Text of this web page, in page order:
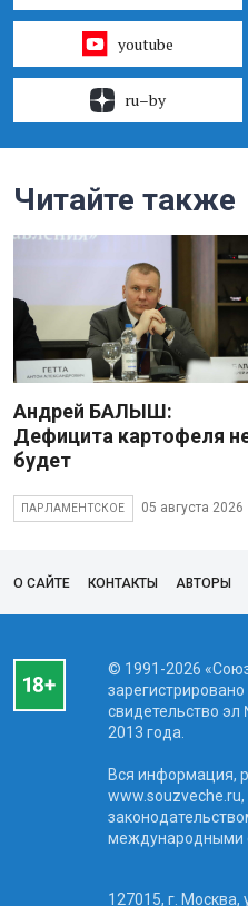
youtube
ru–by
Читайте также
Андрей БАЛЫШ:
Дефицита картофеля
будет
ПАРЛАМЕНТСКОЕ 05 августа 2026
О САЙТЕ КОНТАКТЫ АВТОРЫ
© 1991-2026
свидетельство
2013 года.
Вся информация,
www.souzveche.ru,
международными
127015, г. Москва,